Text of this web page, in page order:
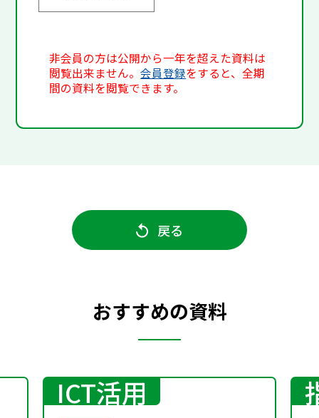
非会員の方は公開から一年を超えた資料は
閲覧出来ません。会員登録をすると、全期
間の資料を閲覧できます。
戻る
おすすめの資料
ICT活用